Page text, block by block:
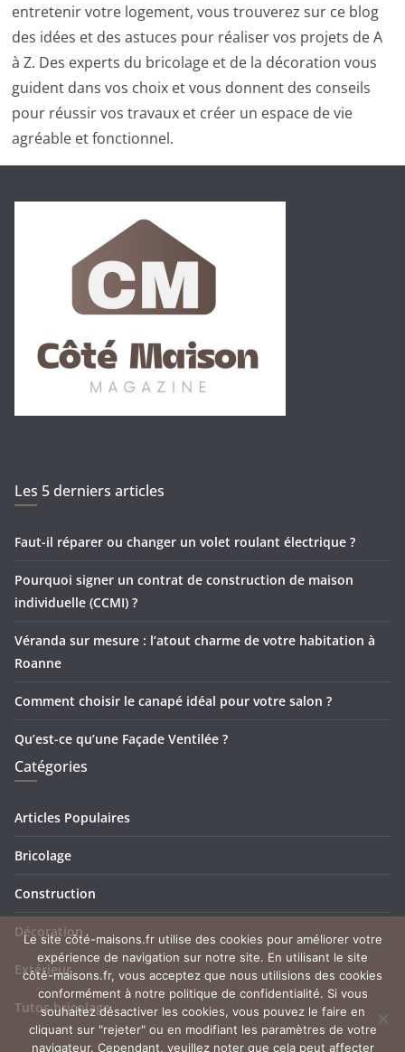
entretenir votre logement, vous trouverez sur ce blog
des idées et des astuces pour réaliser vos projets de A
à Z. Des experts du bricolage et de la décoration vous
guident dans vos choix et vous donnent des conseils
pour réussir vos travaux et créer un espace de vie
agréable et fonctionnel.
Les 5 derniers articles
Faut-il réparer ou changer un volet roulant électrique ?
Pourquoi signer un contrat de construction de maison
individuelle (CCMI) ?
Véranda sur mesure : l’atout charme de votre habitation à
Roanne
Comment choisir le canapé idéal pour votre salon ?
Qu’est-ce qu’une Façade Ventilée ?
Catégories
Articles Populaires
Bricolage
Construction
Décoration
Extérieur
Tutos bricolage
Le site côté-maisons.fr utilise des cookies pour améliorer votre
expérience de navigation sur notre site. En utilisant le site
côté-maisons.fr, vous acceptez que nous utilisions des cookies
conformément à notre politique de confidentialité. Si vous
souhaitez désactiver les cookies, vous pouvez le faire en
cliquant sur "rejeter" ou en modifiant les paramètres de votre
navigateur. Cependant, veuillez noter que cela peut affecter